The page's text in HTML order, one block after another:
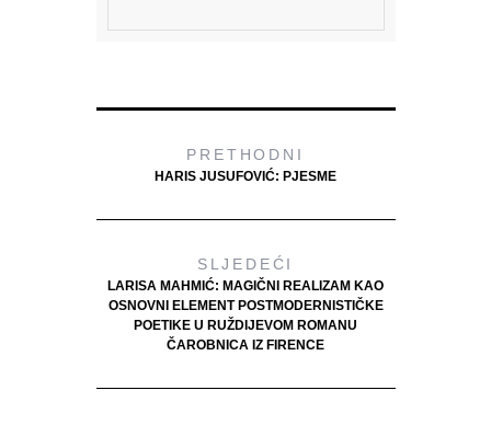
PRETHODNI
HARIS JUSUFOVIĆ: PJESME
SLJEDEĆI
LARISA MAHMIĆ: MAGIČNI REALIZAM KAO
OSNOVNI ELEMENT POSTMODERNISTIČKE
POETIKE U RUŽDIJEVOM ROMANU
ČAROBNICA IZ FIRENCE